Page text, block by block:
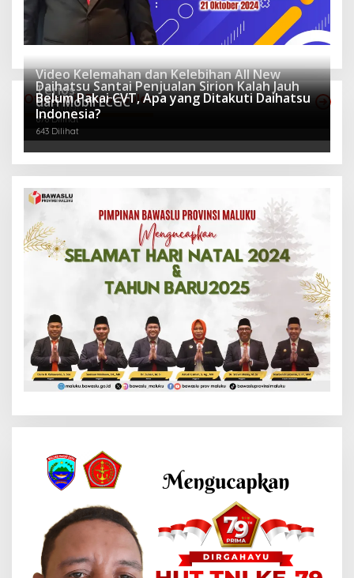
Otomotif Terpopuler
Video Kelemahan dan Kelebihan All New
Terios
942 Dilihat
Daihatsu Santai Penjualan Sirion Kalah Jauh
dari Mobil LCGC
678 Dilihat
Belum Pakai CVT, Apa yang Ditakuti Daihatsu
Indonesia?
643 Dilihat